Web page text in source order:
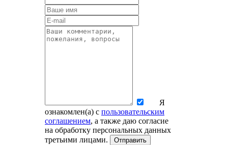
Я
ознакомлен(а) с пользовательским
соглашением, а также даю согласие
на обработку персональных данных
третьими лицами.
Отправить